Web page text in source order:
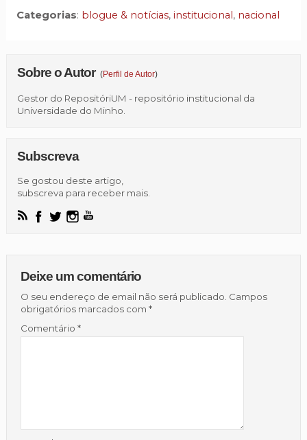
Categorias: blogue & notícias, institucional, nacional
Sobre o Autor (Perfil de Autor)
Gestor do RepositóriUM - repositório institucional da
Universidade do Minho.
Subscreva
Se gostou deste artigo,
subscreva para receber mais.
Deixe um comentário
O seu endereço de email não será publicado. Campos
obrigatórios marcados com *
Comentário *